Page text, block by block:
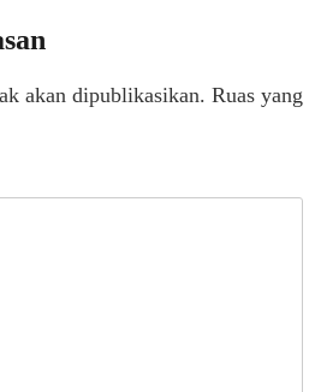
akan dipublikasikan. Ruas yang